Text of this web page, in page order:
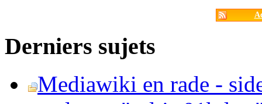
Derniers sujets
Mediawiki en rade -